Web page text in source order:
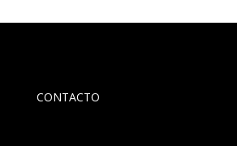
CONTACTO